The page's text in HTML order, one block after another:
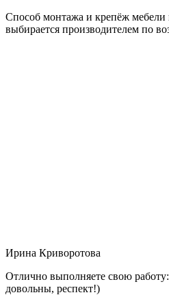
Способ монтажа и крепёж мебели
выбирается производителем по
Ирина Криворотова
Отлично выполняете свою
довольны, респект!)